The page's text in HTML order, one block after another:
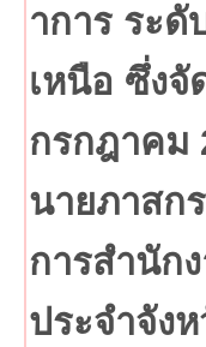
าการ ระดั
เหนือ ซึ่งจั
กรกฎาคม
นายภาสก
การสำนัก
ประจำจัง